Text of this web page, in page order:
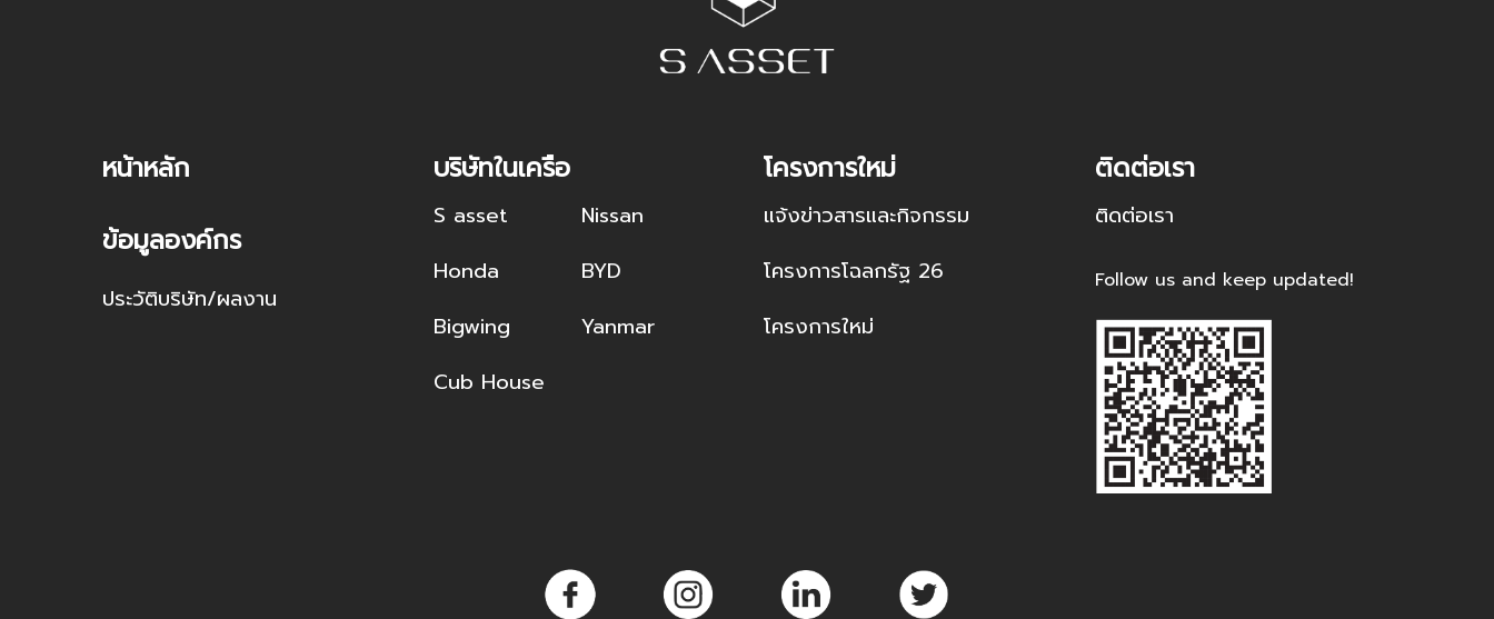
หน้าหลัก
ข้อมูลองค์กร
ประวัติบริษัท/ผลงาน
บริษัทในเครือ
S asset
Honda
Bigwing
Cub House
Nissan
BYD
Yanmar
โครงการใหม่
แจ้งข่าวสารและกิจกรรม
โครงการโฉลกรัฐ 26
โครงการใหม่
ติดต่อเรา
ติดต่อเรา
Follow us and keep updated!